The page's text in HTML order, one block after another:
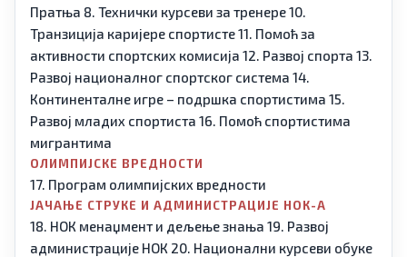
Пратња 8. Технички курсеви за тренере10.
Транзиција каријере спортисте11. Помоћ за
активности спортских комисија 12. Развој спорта 13.
Развој националног спортског система 14.
Континенталне игре – подршка спортистима 15.
Развој младих спортиста 16. Помоћ спортистима
мигрантима
ОЛИМПИЈСКЕ ВРЕДНОСТИ
17. Програм олимпијских вредности
ЈАЧАЊЕ СТРУКЕ И АДМИНИСТРАЦИЈЕ НОК-А
18. НОК менаџмент и дељење знања 19. Развој
администрације НОК 20. Национални курсеви обуке